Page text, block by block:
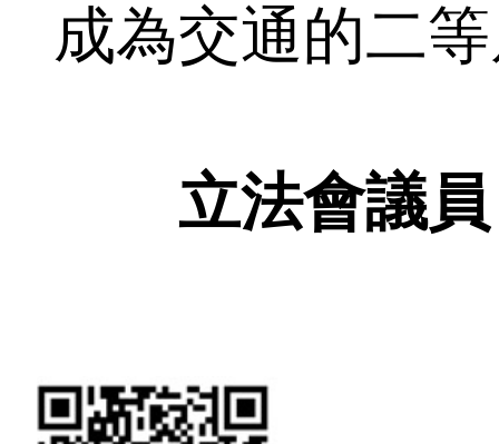
成為交通的二
立法會議